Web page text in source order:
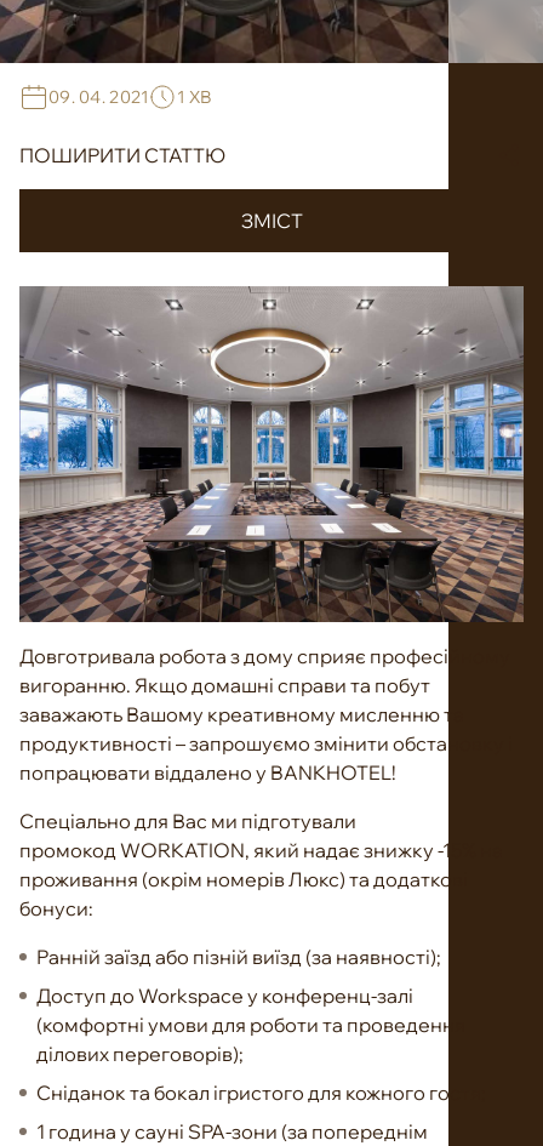
09. 04. 2021 1 ХВ
ПОШИРИТИ СТАТТЮ
Довготривала робота з дому сприяє професійному
вигоранню. Якщо домашні справи та побут
заважають Вашому креативному мисленню та
продуктивності – запрошуємо змінити обстановку і
попрацювати віддалено у BANKHOTEL!
Спеціально для Вас ми підготували
промокод WORKATION, який надає знижку -15% на
проживання (окрім номерів Люкс) та додаткові
бонуси:
Ранній заїзд або пізній виїзд (за наявності);
Доступ до Workspace у конференц-залі
(комфортні умови для роботи та проведення
ділових переговорів);
Сніданок та бокал ігристого для кожного гостя;
1 година у сауні SPA-зони (за попереднім
ЗМІСТ